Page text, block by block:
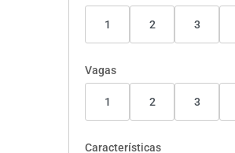
1 2 3
Vagas
1 2 3
Características